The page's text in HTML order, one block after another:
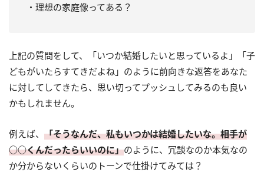
・理想の家庭像ってある？
上記の質問をして、「いつか結婚したいと思っているよ」「子
どもがいたらすてきだよね」のように前向きな返答をあなた
に対してしてきたら、思い切ってプッシュしてみるのも良い
かもしれません。
例えば、 「そうなんだ、私もいつかは結婚したいな。相手が
○○くんだったらいいのに」のように、冗談なのか本気なの
か分からないくらいのトーンで仕掛けてみては？